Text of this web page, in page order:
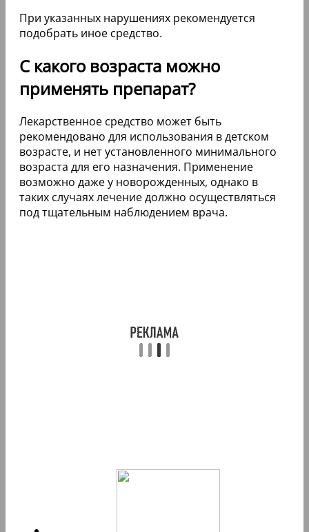
При указанных нарушениях рекомендуется
подобрать иное средство.
С какого возраста можно
применять препарат?
Лекарственное средство может быть
рекомендовано для использования в детском
возрасте, и нет установленного минимального
возраста для его назначения. Применение
возможно даже у новорожденных, однако в
таких случаях лечение должно осуществляться
под тщательным наблюдением врача.